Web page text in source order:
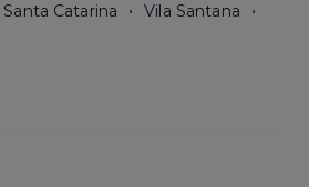
Santa Catarina
Vila Santana